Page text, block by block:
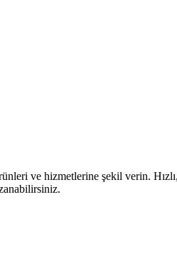
ve hizmetlerine şekil verin.